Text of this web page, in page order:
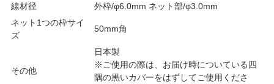
線材径
外枠/φ6.0mm ネット部/φ3.0mm
ネット1つの枠サイ
ズ
50mm角
その他
日本製
※ご使用の際は、お届け時についている四
隅の黒いカバーをはずしてご使用くださ